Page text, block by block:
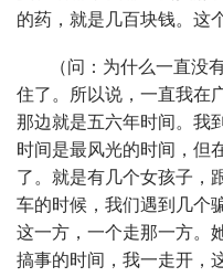
的药，就是几百块钱。这
（问：为什么一直没
住了。所以说，一直我在
那边就是五六年时间。我
时间是最风光的时间，但
了。就是有几个女孩子，
车的时候，我们遇到几个
这一方，一个走那一方。
搞事的时间，我一走开，